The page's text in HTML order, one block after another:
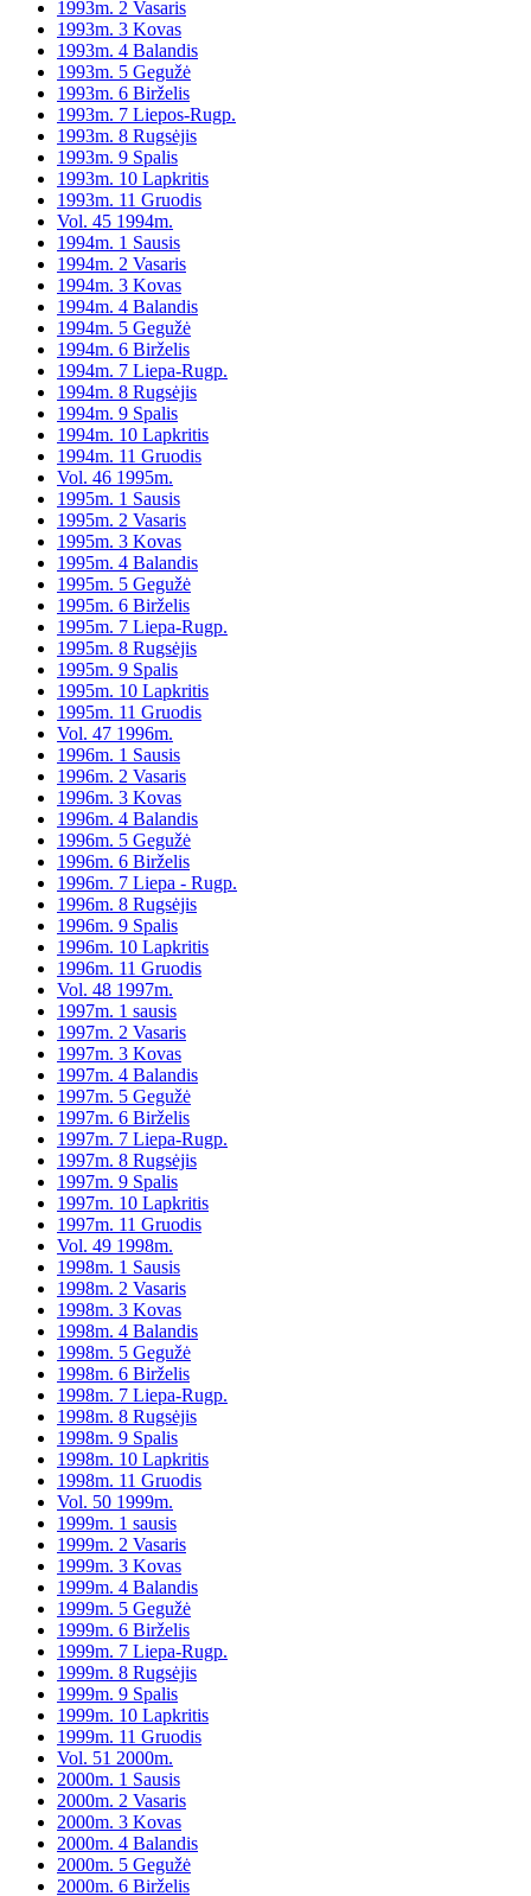
1993m. 2 Vasaris
1993m. 3 Kovas
1993m. 4 Balandis
1993m. 5 Gegužė
1993m. 6 Birželis
1993m. 7 Liepos-Rugp.
1993m. 8 Rugsėjis
1993m. 9 Spalis
1993m. 10 Lapkritis
1993m. 11 Gruodis
Vol. 45 1994m.
1994m. 1 Sausis
1994m. 2 Vasaris
1994m. 3 Kovas
1994m. 4 Balandis
1994m. 5 Gegužė
1994m. 6 Birželis
1994m. 7 Liepa-Rugp.
1994m. 8 Rugsėjis
1994m. 9 Spalis
1994m. 10 Lapkritis
1994m. 11 Gruodis
Vol. 46 1995m.
1995m. 1 Sausis
1995m. 2 Vasaris
1995m. 3 Kovas
1995m. 4 Balandis
1995m. 5 Gegužė
1995m. 6 Birželis
1995m. 7 Liepa-Rugp.
1995m. 8 Rugsėjis
1995m. 9 Spalis
1995m. 10 Lapkritis
1995m. 11 Gruodis
Vol. 47 1996m.
1996m. 1 Sausis
1996m. 2 Vasaris
1996m. 3 Kovas
1996m. 4 Balandis
1996m. 5 Gegužė
1996m. 6 Birželis
1996m. 7 Liepa - Rugp.
1996m. 8 Rugsėjis
1996m. 9 Spalis
1996m. 10 Lapkritis
1996m. 11 Gruodis
Vol. 48 1997m.
1997m. 1 sausis
1997m. 2 Vasaris
1997m. 3 Kovas
1997m. 4 Balandis
1997m. 5 Gegužė
1997m. 6 Birželis
1997m. 7 Liepa-Rugp.
1997m. 8 Rugsėjis
1997m. 9 Spalis
1997m. 10 Lapkritis
1997m. 11 Gruodis
Vol. 49 1998m.
1998m. 1 Sausis
1998m. 2 Vasaris
1998m. 3 Kovas
1998m. 4 Balandis
1998m. 5 Gegužė
1998m. 6 Birželis
1998m. 7 Liepa-Rugp.
1998m. 8 Rugsėjis
1998m. 9 Spalis
1998m. 10 Lapkritis
1998m. 11 Gruodis
Vol. 50 1999m.
1999m. 1 sausis
1999m. 2 Vasaris
1999m. 3 Kovas
1999m. 4 Balandis
1999m. 5 Gegužė
1999m. 6 Birželis
1999m. 7 Liepa-Rugp.
1999m. 8 Rugsėjis
1999m. 9 Spalis
1999m. 10 Lapkritis
1999m. 11 Gruodis
Vol. 51 2000m.
2000m. 1 Sausis
2000m. 2 Vasaris
2000m. 3 Kovas
2000m. 4 Balandis
2000m. 5 Gegužė
2000m. 6 Birželis